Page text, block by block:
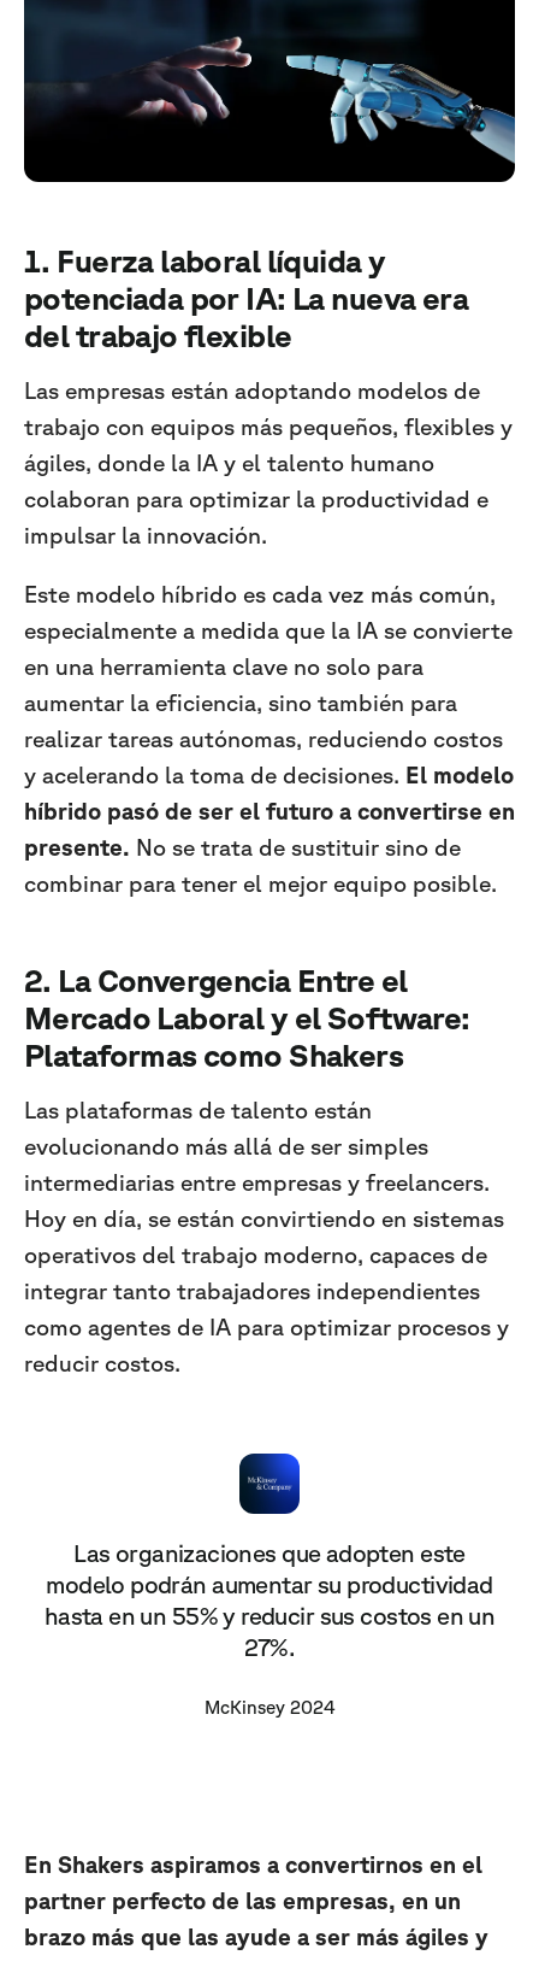
1. Fuerza laboral líquida y
potenciada por IA: La nueva era
del trabajo flexible
Las empresas están adoptando modelos de
trabajo con equipos más pequeños, flexibles y
ágiles, donde la IA y el talento humano
colaboran para optimizar la productividad e
impulsar la innovación.
Este modelo híbrido es cada vez más común,
especialmente a medida que la IA se convierte
en una herramienta clave no solo para
aumentar la eficiencia, sino también para
realizar tareas autónomas, reduciendo costos
y acelerando la toma de decisiones. El modelo
híbrido pasó de ser el futuro a convertirse en
presente. No se trata de sustituir sino de
combinar para tener el mejor equipo posible.
2. La Convergencia Entre el
Mercado Laboral y el Software:
Plataformas como Shakers
Las plataformas de talento están
evolucionando más allá de ser simples
intermediarias entre empresas y freelancers.
Hoy en día, se están convirtiendo en sistemas
operativos del trabajo moderno, capaces de
integrar tanto trabajadores independientes
como agentes de IA para optimizar procesos y
reducir costos.
Las organizaciones que adopten este
modelo podrán aumentar su productividad
hasta en un 55% y reducir sus costos en un
27%.
McKinsey 2024
En Shakers aspiramos a convertirnos en el
partner perfecto de las empresas, en un
brazo más que las ayude a ser más ágiles y